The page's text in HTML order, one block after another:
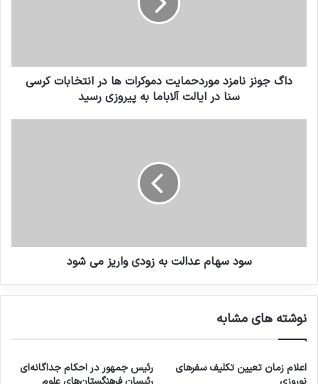
داگ جونز نامزد موردحمایت دموکرات ها در انتخابات کرسی
سنا در ایالت آلاباما به پیروزی رسید
سود سهام عدالت به زودی واریز می شود
نوشته های مشابه
اعلام زمان تعیین تکلیف سفرهای
رئیس جمهور در احکام جداگانه‌ای